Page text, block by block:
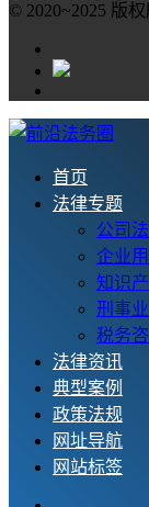
© 2020~2025 版
首页
法律专题
公司
企业
知识
刑事
税务
法律资讯
典型案例
政策法规
网址导航
网站标签